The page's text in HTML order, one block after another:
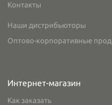
Контакты
Наши дистрибьюторы
Оптово-корпоративные
Интернет-магазин
Как заказать